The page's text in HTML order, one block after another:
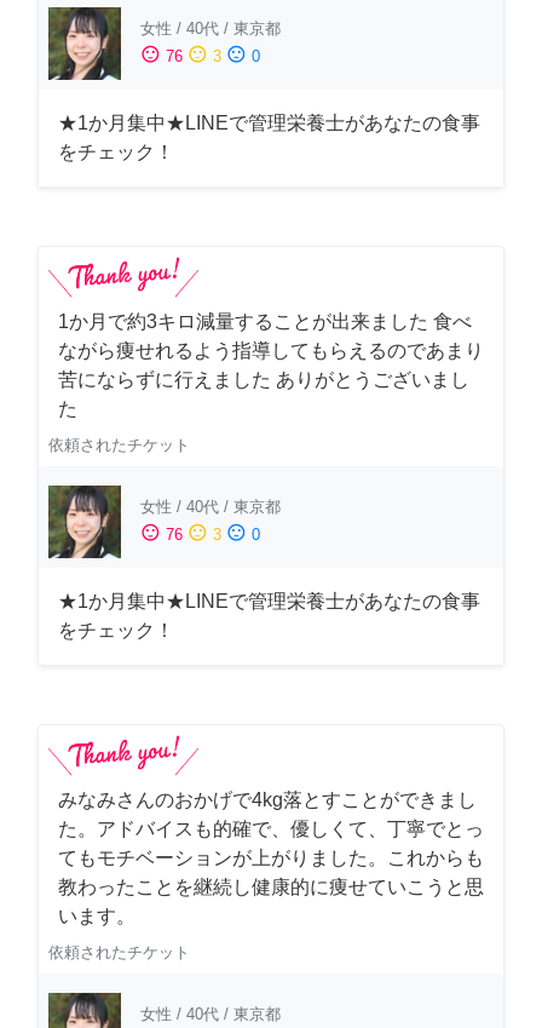
女性 / 40代 / 東京都
sentiment_satisfied 76 sentiment_neutral 3 sentiment_dissatisfied 0
★1か月集中★LINEで管理栄養士があなたの食事
をチェック！
1か月で約3キロ減量することが出来ました 食べ
ながら痩せれるよう指導してもらえるのであまり
苦にならずに行えました ありがとうございまし
た
依頼されたチケット
女性 / 40代 / 東京都
sentiment_satisfied 76 sentiment_neutral 3 sentiment_dissatisfied 0
★1か月集中★LINEで管理栄養士があなたの食事
をチェック！
みなみさんのおかげで4kg落とすことができまし
た。アドバイスも的確で、優しくて、丁寧でとっ
てもモチベーションが上がりました。これからも
教わったことを継続し健康的に痩せていこうと思
います。
依頼されたチケット
女性 / 40代 / 東京都